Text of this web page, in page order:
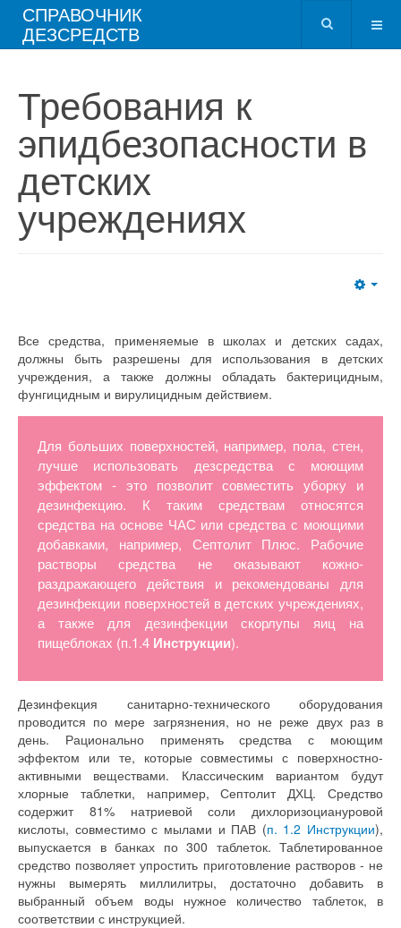
СПРАВОЧНИК
ДЕЗСРЕДСТВ
Требования к
эпидбезопасности в
детских
учреждениях
Все средства, применяемые в школах и детских садах,
должны быть разрешены для использования в детских
учреждения, а также должны обладать бактерицидным,
фунгицидным и вирулицидным действием.
Для больших поверхностей, например, пола, стен,
лучше использовать дезсредства с моющим
эффектом - это позволит совместить уборку и
дезинфекцию. К таким средствам относятся
средства на основе ЧАС или средства с моющими
добавками, например, Септолит Плюс. Рабочие
растворы средства не оказывают кожно-
раздражающего действия и рекомендованы для
дезинфекции поверхностей в детских учреждениях,
а также для дезинфекции скорлупы яиц на
пищеблоках (п.1.4 Инструкции).
Дезинфекция санитарно-технического оборудования
проводится по мере загрязнения, но не реже двух раз в
день. Рационально применять средства с моющим
эффектом или те, которые совместимы с поверхностно-
активными веществами. Классическим вариантом будут
хлорные таблетки, например, Септолит ДХЦ. Средство
содержит 81% натриевой соли дихлоризоциануровой
кислоты, совместимо с мылами и ПАВ (п. 1.2 Инструкции),
выпускается в банках по 300 таблеток. Таблетированное
средство позволяет упростить приготовление растворов - не
нужны вымерять миллилитры, достаточно добавить в
выбранный объем воды нужное количество таблеток, в
соответствии с инструкцией.